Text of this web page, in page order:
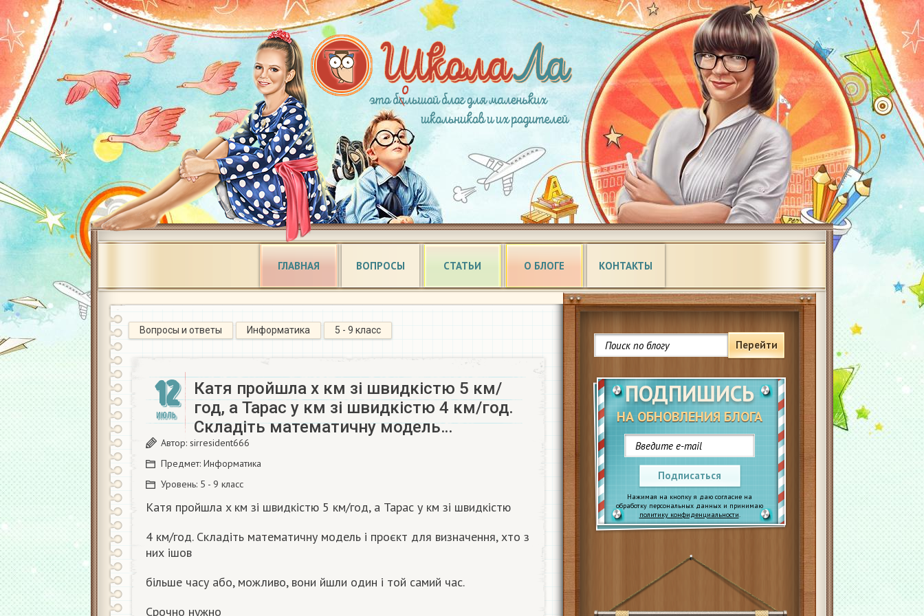
ГЛАВНАЯ ВОПРОСЫ СТАТЬИ О БЛОГЕ КОНТАКТЫ
Перейти
ПОДПИШИСЬ
НА ОБНОВЛЕНИЯ БЛОГА
Подписаться
Нажимая на кнопку я даю согласие на
обработку персональных данных и принимаю
политику конфиденциальности.
Вопросы и ответы Информатика 5 - 9 класс
12
ИЮЛЬ
Катя пройшла x км зі швидкістю 5 км/
год, а Тарас у км зі швидкістю 4 км/год.
Складіть математичну модель…
Автор: sirresident666
Предмет: Информатика
Уровень: 5 - 9 класс
Катя пройшла x км зі швидкістю 5 км/год, а Тарас у км зі швидкістю
4 км/год. Складіть математичну модель і проєкт для визначення, хто з
них ішов
більше часу або, можливо, вони йшли один і той самий час.
Срочно нужно